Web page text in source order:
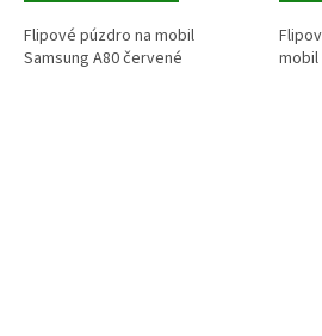
Flipové púzdro na mobil
Samsung A80 červené
mobil